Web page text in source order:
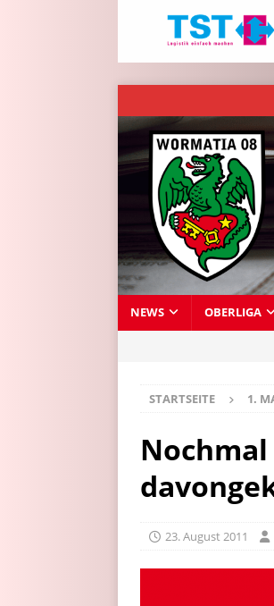
NEWS OBERLIGA
STARTSEITE 1.
23. August 2011